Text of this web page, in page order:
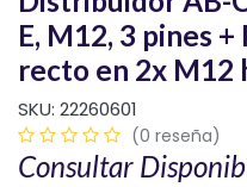
E, M12, 3 pines +
recto en 2x M12
SKU: 22260601
(0 reseña)
Consultar